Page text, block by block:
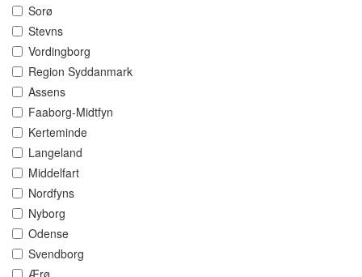
Sorø
Stevns
Vordingborg
Region Syddanmark
Assens
Faaborg-Midtfyn
Kerteminde
Langeland
Middelfart
Nordfyns
Nyborg
Odense
Svendborg